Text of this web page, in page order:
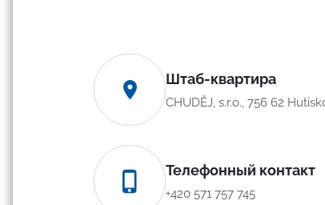
Штаб-квартира
CHUDĚJ, s.r.o., 756 62
Телефонный контакт
+420 571 757 745